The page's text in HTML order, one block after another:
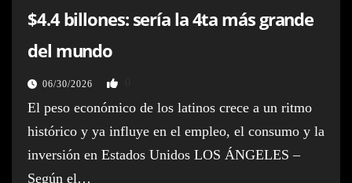
$4.4 billones: sería la 4ta más grande
del mundo
06/30/2026
El peso económico de los latinos crece a un ritmo
histórico y ya influye en el empleo, el consumo y la
inversión en Estados Unidos LOS ÁNGELES –
Según el…